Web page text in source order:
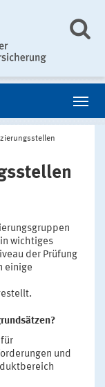
wichtiges
der Prüfung
einige
und